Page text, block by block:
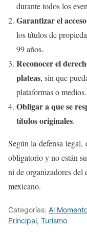
durante todos los
Garantizar el
los títulos de
99 años.
Reconocer el
plateas, sin que
plataformas o medios.
Obligar a que se
títulos originales.
Según la defensa legal,
obligatorio y no están
ni de organizadores del
mexicano.
Categorías: Al
Principal, Turismo